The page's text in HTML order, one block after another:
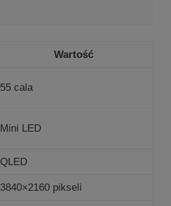
Wartość
55 cala
Mini LED
QLED
3840×2160 pikseli